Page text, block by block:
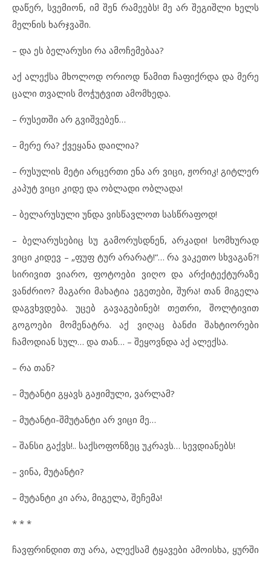
დაწერ, სვემიონ, იმ შენ რამეებს! მე არ შეგიშლი ხელს
მელნის ხარჯვაში.
– და ეს ბელარუსი რა ამოჩემებაა?
აქ ალექსა მხოლოდ ორიოდ წამით ჩაფიქრდა და მერე
ცალი თვალის მოჭუტვით ამომხედა.
– რუსეთში არ გვიშვებენ…
– მერე რა? ქვეყანა დაილია?
– რუსულის მეტი არცერთი ენა არ ვიცი, ჟორიკ! გიტლერ
კაპუტ ვიცი კიდე და ობლადი ობლადა!
– ბელარუსული უნდა ვისწავლოთ სასწრაფოდ!
– ბელარუსებიც სუ გამორუსდნენ, არკადი! სომხურად
ვიცი კიდევ – „ფუფ ტურ არარატ!“… რა ვაკეთო სხვაგან?!
სირივით ვიარო, ფოტოები ვიღო და არქიტექტურაზე
ვანძრიო? მაგარი მახატია ეგეთები, შურა! თან მიგელა
დაგვხვდება. უცებ გავაგებინებ! თეთრი, შოლტივით
გოგოები მომენატრა. აქ ვიღაც ბანძი შახტიორები
ჩამოდიან სულ… და თან… – შეყოვნდა აქ ალექსა.
– რა თან?
– მუტანტი გყავს გაჟიმული, ვარლამ?
– მუტანტი-შმუტანტი არ ვიცი მე…
– შანსი გაქვს!.. საქსოფონზეც უკრავს… სევდიანებს!
– ვინა, მუტანტი?
– მუტანტი კი არა, მიგელა, შეჩემა!
* * *
ჩავფრინდით თუ არა, ალექსამ ტყავები ამოისხა, ყურში